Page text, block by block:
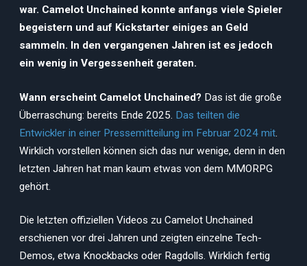
war. Camelot Unchained konnte anfangs viele Spieler
begeistern und auf Kickstarter einiges an Geld
sammeln. In den vergangenen Jahren ist es jedoch
ein wenig in Vergessenheit geraten.
Wann erscheint Camelot Unchained? Das ist die große
Überraschung: bereits Ende 2025. Das teilten die
Entwickler in einer Pressemitteilung im Februar 2024 mit.
Wirklich vorstellen können sich das nur wenige, denn in den
letzten Jahren hat man kaum etwas von dem MMORPG
gehört.
Die letzten offiziellen Videos zu Camelot Unchained
erschienen vor drei Jahren und zeigten einzelne Tech-
Demos, etwa Knockbacks oder Ragdolls. Wirklich fertig